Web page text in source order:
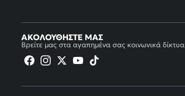
ΑΚΟΛΟΥΘΉΣΤΕ ΜΑΣ
Βρείτε μας στα αγαπημένα σας κοινωνικά δίκτυα